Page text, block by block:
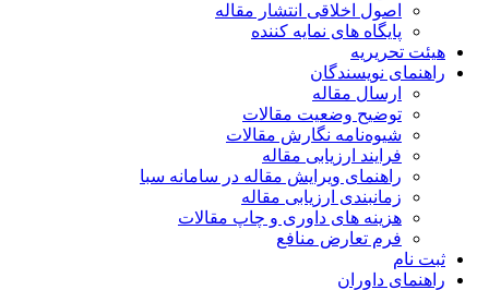
اصول اخلاقی انتشار مقاله
پایگاه های نمایه کننده
هیئت تحریریه
راهنمای نویسندگان
ارسال مقاله
توضیح وضعیت مقالات
شیوه‌نامه نگارش مقالات
فرایند ارزیابی مقاله
راهنمای ویرایش مقاله در سامانه سبا
زمانبندی ارزیابی مقاله
هزینه های داوری و چاپ مقالات
فرم تعارض منافع
ثبت نام
راهنمای داوران